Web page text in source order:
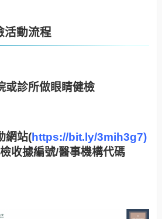
活動流程
或診所做眼睛健檢
網站(https://bit.ly/3mih3g7)
收據編號/醫事機構代碼